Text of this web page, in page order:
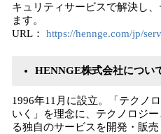
キュリティサービスで解決し
ます。
URL： https://hennge.com/jp/
HENNGE株式会社につい
1996年11月に設立。「テクノ
いく」を理念に、テクノロジ
る独自のサービスを開発・販